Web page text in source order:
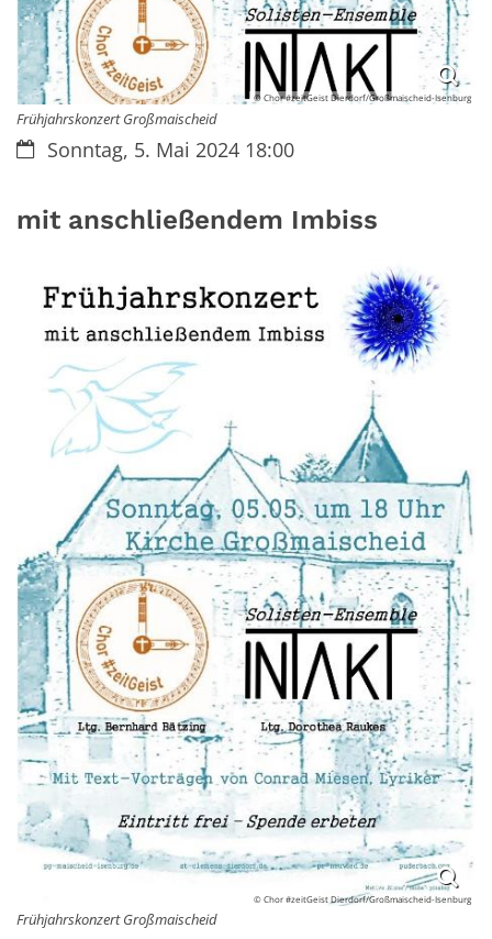
© Chor #zeitGeist Dierdorf/Großmaischeid-Isenburg
Frühjahrskonzert Großmaischeid
Datum:Sonntag, 5. Mai 2024 18:00
mit anschließendem Imbiss
© Chor #zeitGeist Dierdorf/Großmaischeid-Isenburg
Frühjahrskonzert Großmaischeid